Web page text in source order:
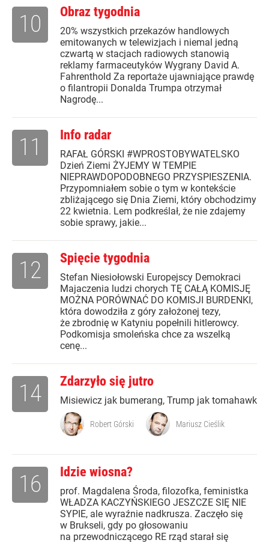
Obraz tygodnia
20% wszystkich przekazów handlowych
emitowanych w telewizjach i niemal jedną
czwartą w stacjach radiowych stanowią
reklamy farmaceutyków Wygrany David A.
Fahrenthold Za reportaże ujawniające prawdę
o filantropii Donalda Trumpa otrzymał
Nagrodę...
10
Info radar
RAFAŁ GÓRSKI #WPROSTOBYWATELSKO
Dzień Ziemi ŻYJEMY W TEMPIE
NIEPRAWDOPODOBNEGO PRZYSPIESZENIA.
Przypomniałem sobie o tym w kontekście
zbliżającego się Dnia Ziemi, który obchodzimy
22 kwietnia. Lem podkreślał, że nie zdajemy
sobie sprawy, jakie...
11
Spięcie tygodnia
Stefan Niesiołowski Europejscy Demokraci
Majaczenia ludzi chorych TĘ CAŁĄ KOMISJĘ
MOŻNA PORÓWNAĆ DO KOMISJI BURDENKI,
która dowodziła z góry założonej tezy,
że zbrodnię w Katyniu popełnili hitlerowcy.
Podkomisja smoleńska chce za wszelką
cenę...
12
Zdarzyło się jutro
Misiewicz jak bumerang, Trump jak tomahawk
14
Robert Górski Mariusz Cieślik
Idzie wiosna?
prof. Magdalena Środa, filozofka, feministka
WŁADZA KACZYŃSKIEGO JESZCZE SIĘ NIE
SYPIE, ale wyraźnie nadkrusza. Zaczęło się
w Brukseli, gdy po głosowaniu
na przewodniczącego RE rząd starał się
16